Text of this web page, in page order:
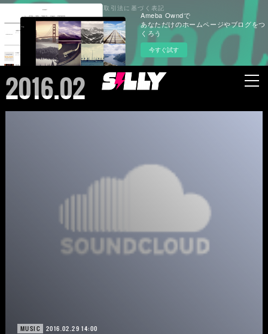
Ameba Owndで
あなただけのホームページやブログをつ
くろう
今すぐ試す
2016.02
MUSIC 2016.02.29 14:00
プライバシーポリシー 特定商取引法に基づく表記